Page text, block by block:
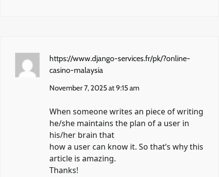
https://www.django-services.fr/pk/?online-
casino-malaysia
November 7, 2025 at 9:15 am
When someone writes an piece of writing
he/she maintains the plan of a user in
his/her brain that
how a user can know it. So that’s why this
article is amazing.
Thanks!